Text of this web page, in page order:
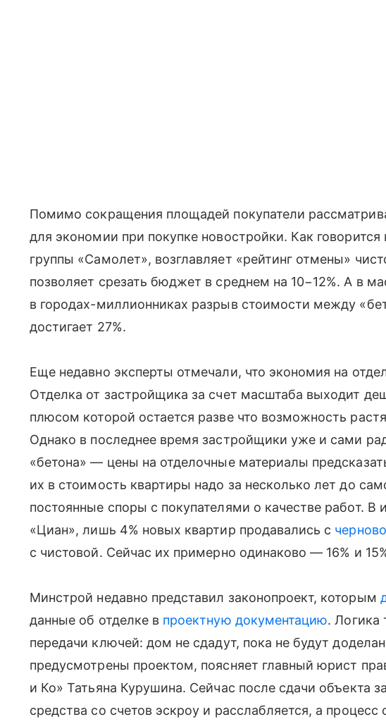
Помимо сокращения площадей покупатели
для экономии при покупке новостройки. Как
группы «Самолет», возглавляет «рейтинг отмены»
позволяет срезать бюджет в среднем на 10−12%. А в
в городах-миллионниках разрыв стоимости между
достигает 27%.
Еще недавно эксперты отмечали, что экономия на
Отделка от застройщика за счет масштаба выходит
плюсом которой остается разве что возможность
Однако в последнее время застройщики уже и сами
«бетона» — цены на отделочные материалы
их в стоимость квартиры надо за несколько лет до
постоянные споры с покупателями о качестве работ. В
«Циан», лишь 4% новых квартир продавались с
с чистовой. Сейчас их примерно одинаково — 16% и
Минстрой недавно представил законопроект, которым
данные об отделке в проектную документацию. Логика
передачи ключей: дом не сдадут, пока не будут
предусмотрены проектом, поясняет главный юрист
и Ко» Татьяна Курушина. Сейчас после сдачи объекта
средства со счетов эскроу и расслабляется, а процесс